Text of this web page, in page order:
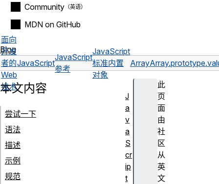
Community
MDN on GitHub
Blog
面向
开发
者的
Web
技术
JavaScript
JavaScript
参考
JavaScript
标准内置
对象
Array
此
页
面
由
社
区
从
英
文
本文内容
尝试一下
语法
描述
示例
规范
J
a
v
a
S
cr
ip
t